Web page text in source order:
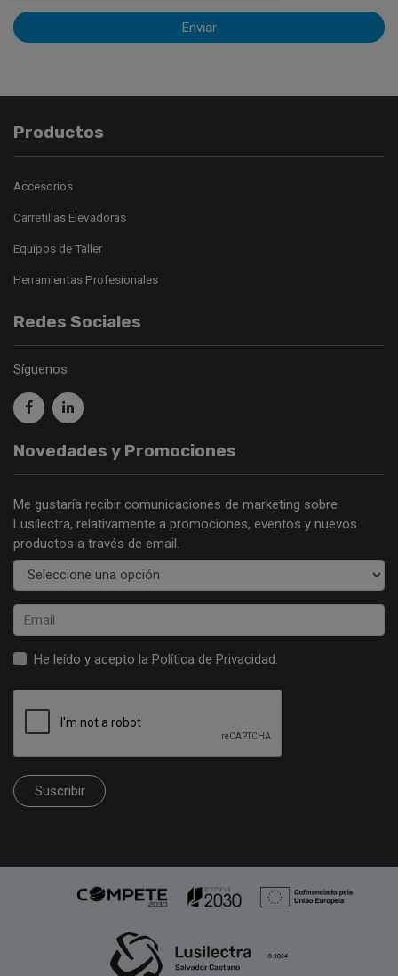
Enviar
Productos
Accesorios
Carretillas Elevadoras
Equipos de Taller
Herramientas Profesionales
Redes Sociales
Síguenos
Novedades y Promociones
Me gustaría recibir comunicaciones de marketing sobre
Lusilectra, relativamente a promociones, eventos y nuevos
productos a través de email.
He leído y acepto la Política de Privacidad
Suscribir